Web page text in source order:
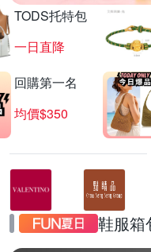
TODS托特包
一日直降
回購第一名
均價$350
鞋服箱